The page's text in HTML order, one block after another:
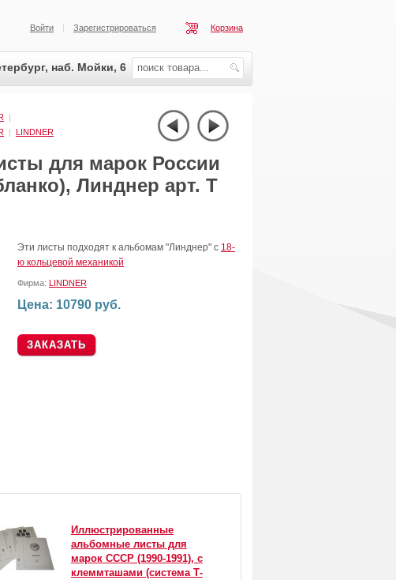
Корзина
Зарегистрироваться
Войти
наб. Мойки, 6
|
| LINDNER
для марок России
Линднер арт. Т
Эти листы подходят к альбомам "Линднер" с 18-
ю кольцевой механикой
Фирма: LINDNER
Цена: 10790 руб.
Иллюстрированные
альбомные листы для
марок СССР (1990-1991), с
клеммташами (система Т-